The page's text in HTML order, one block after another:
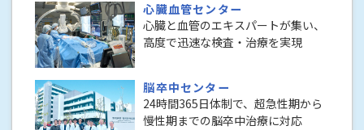
心臓血管センター
心臓と血管のエキスパートが集い、
高度で迅速な検査・治療を実現
脳卒中センター
24時間365日体制で、超急性期から
慢性期までの脳卒中治療に対応